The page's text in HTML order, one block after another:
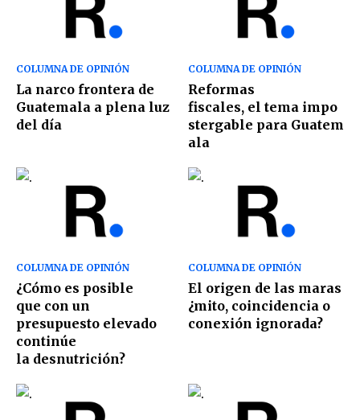
COLUMNA DE OPINIÓN
La narco frontera de
Guatemala a plena luz
del día
COLUMNA DE OPINIÓN
Reformas
fiscales, el tema impo
stergable para Guatem
ala
COLUMNA DE OPINIÓN
¿Cómo es posible
que con un
presupuesto elevado
continúe
la desnutrición?
COLUMNA DE OPINIÓN
El origen de las maras
¿mito, coincidencia o
conexión ignorada?